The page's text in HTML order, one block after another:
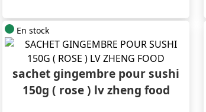
En stock
sachet gingembre pour sushi
150g ( rose ) lv zheng food